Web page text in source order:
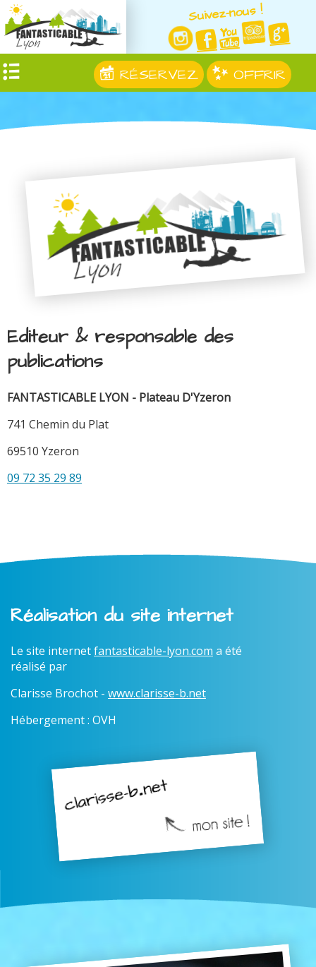
Suivez-nous !
RÉSERVEZ OFFRIR
Editeur & responsable des
publications
FANTASTICABLE LYON - Plateau D'Yzeron
741 Chemin du Plat
69510 Yzeron
09 72 35 29 89
Réalisation du site internet
Le site internetfantasticable-lyon.com a été
réalisé par
Clarisse Brochot - www.clarisse-b.net
Hébergement : OVH